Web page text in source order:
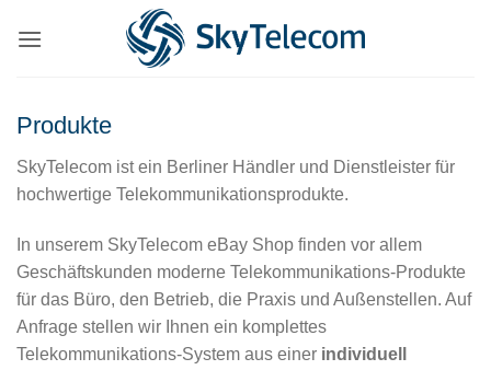
Inhalt
Produkte
SkyTelecom ist ein Berliner Händler und Dienstleister für
hochwertige Telekommunikationsprodukte.
In unserem SkyTelecom eBay Shop finden vor allem
Geschäftskunden moderne Telekommunikations-Produkte
für das Büro, den Betrieb, die Praxis und Außenstellen. Auf
Anfrage stellen wir Ihnen ein komplettes
Telekommunikations-System aus einer individuell